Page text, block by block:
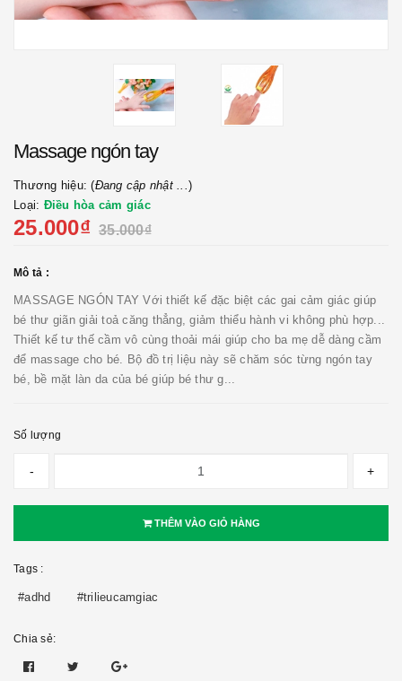
Massage ngón tay
Thương hiệu: (Đang cập nhật ...)
Loại: Điều hòa cảm giác
25.000₫ 35.000₫
Mô tả :
MASSAGE NGÓN TAY Với thiết kế đặc biệt các gai cảm giác giúp
bé thư giãn giải toả căng thẳng, giảm thiểu hành vi không phù hợp...
Thiết kế tư thế cầm vô cùng thoải mái giúp cho ba mẹ dễ dàng cầm
để massage cho bé. Bộ đồ trị liệu này sẽ chăm sóc từng ngón tay
bé, bề mặt làn da của bé giúp bé thư g...
Số lượng
- +
THÊM VÀO GIỎ HÀNG
Tags :
#adhd #trilieucamgiac
Chia sẻ: